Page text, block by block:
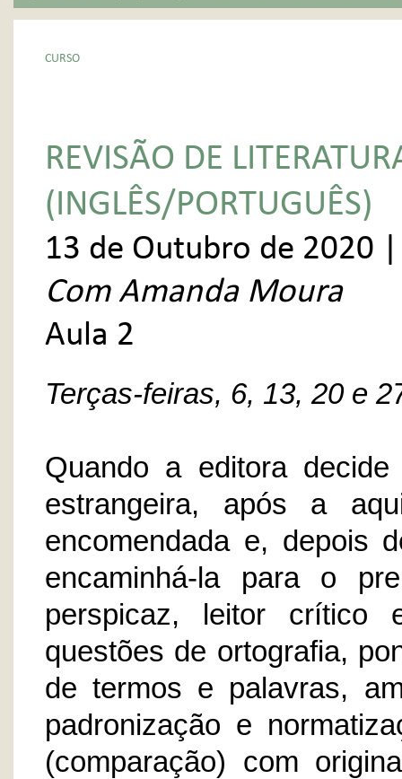
CURSO
REVISÃO DE
(INGLÊS/PORTUGUÊS)
13 de Outubro de 2020
Com Amanda Moura
Aula 2
Terças-feiras, 6, 13, 20 e
Quando a editora
estrangeira, após a
encomendada e, depois
encaminhá-la para o
perspicaz, leitor
questões de ortografia,
de termos e palavras,
padronização e
(comparação) com